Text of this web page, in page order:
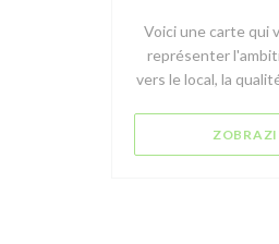
Voici une carte qui
représenter
vers le local, la